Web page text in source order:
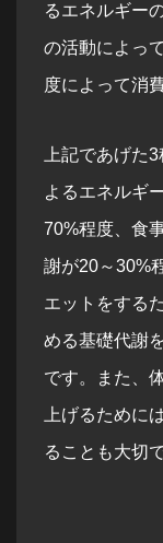
るエネルギー
の活動によっ
度によって消
上記であげた
よるエネルギ
70%程度、食
謝が20～30%
エットをする
める基礎代謝
です。また、
上げるために
ることも大切